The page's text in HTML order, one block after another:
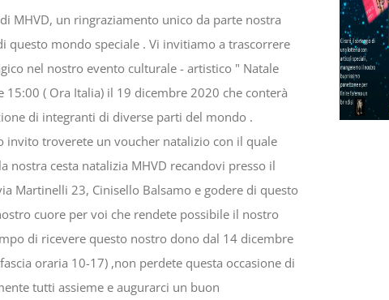
MHVD, un ringraziamento unico da parte nostra
questo mondo speciale . Vi invitiamo a trascorrere
nel nostro evento culturale - artistico " Natale
15:00 ( Ora Italia) il 19 dicembre 2020 che conterà
di integranti di diverse parti del mondo .
invito troverete un voucher natalizio con il quale
nostra cesta natalizia MHVD recandovi presso il
Martinelli 23, Cinisello Balsamo e godere di questo
cuore per voi che rendete possibile il nostro
di ricevere questo nostro dono dal 14 dicembre
oraria 10-17) ,non perdete questa occasione di
tutti assieme e augurarci un buon